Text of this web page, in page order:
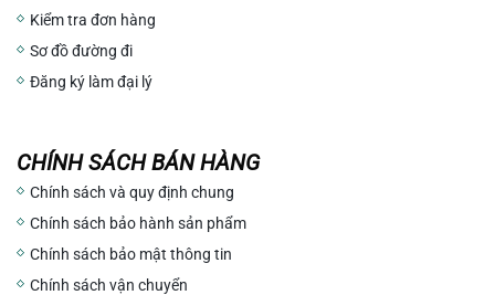
Kiểm tra đơn hàng
Sơ đồ đường đi
Đăng ký làm đại lý
CHÍNH SÁCH BÁN HÀNG
Chính sách và quy định chung
Chính sách bảo hành sản phẩm
Chính sách bảo mật thông tin
Chính sách vận chuyển